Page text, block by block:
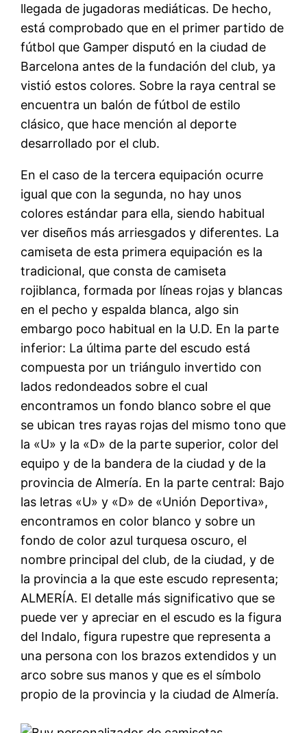
llegada de jugadoras mediáticas. De hecho,
está comprobado que en el primer partido de
fútbol que Gamper disputó en la ciudad de
Barcelona antes de la fundación del club, ya
vistió estos colores. Sobre la raya central se
encuentra un balón de fútbol de estilo
clásico, que hace mención al deporte
desarrollado por el club.
En el caso de la tercera equipación ocurre
igual que con la segunda, no hay unos
colores estándar para ella, siendo habitual
ver diseños más arriesgados y diferentes. La
camiseta de esta primera equipación es la
tradicional, que consta de camiseta
rojiblanca, formada por líneas rojas y blancas
en el pecho y espalda blanca, algo sin
embargo poco habitual en la U.D. En la parte
inferior: La última parte del escudo está
compuesta por un triángulo invertido con
lados redondeados sobre el cual
encontramos un fondo blanco sobre el que
se ubican tres rayas rojas del mismo tono que
la «U» y la «D» de la parte superior, color del
equipo y de la bandera de la ciudad y de la
provincia de Almería. En la parte central: Bajo
las letras «U» y «D» de «Unión Deportiva»,
encontramos en color blanco y sobre un
fondo de color azul turquesa oscuro, el
nombre principal del club, de la ciudad, y de
la provincia a la que este escudo representa;
ALMERÍA. El detalle más significativo que se
puede ver y apreciar en el escudo es la figura
del Indalo, figura rupestre que representa a
una persona con los brazos extendidos y un
arco sobre sus manos y que es el símbolo
propio de la provincia y la ciudad de Almería.